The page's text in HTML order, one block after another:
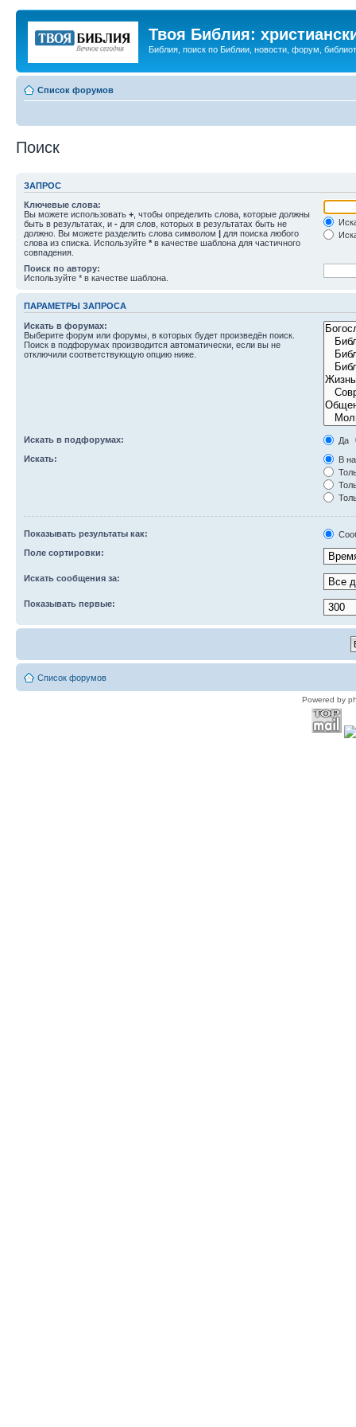
Твоя Библия:
Библия, поиск по Библии, новости, форум,
Список форумов
Поиск
ЗАПРОС
Ключевые слова:
Вы можете использовать + , чтобы определить слова, которые должны
быть в результатах, и - для слов, которых в результатах быть не
должно. Вы можете разделить слова символом | для поиска любого
слова из списка. Используйте * в качестве шаблона для частичного
совпадения.
Поиск по автору:
Используйте * в качестве шаблона.
ПАРАМЕТРЫ ЗАПРОСА
Искать в форумах:
Выберите форум или форумы, в которых будет произведён поиск.
Поиск в подфорумах производится автоматически, если вы не
отключили соответствующую опцию ниже.
Искать в подфорумах:
Да
Искать:
В
Показывать результаты как:
Поле сортировки:
Искать сообщения за:
Показывать первые:
Список форумов
Powered by